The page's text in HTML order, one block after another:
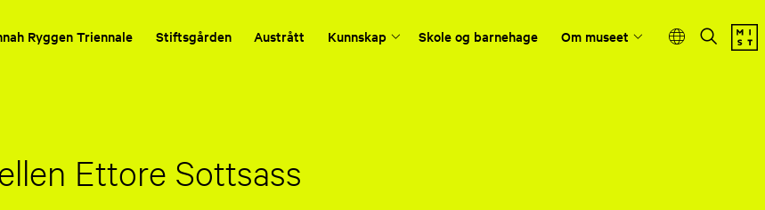
Ryggen Triennale Stiftsgården Austrått Kunnskap Skole og barnehage Om museet
Ettore Sottsass